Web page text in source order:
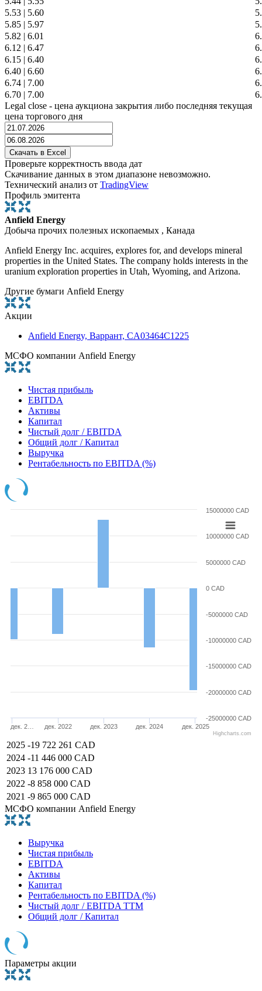
5.53 | 5.60
5.85 | 5.97
5.82 | 6.01
6.12 | 6.47
6.15 | 6.40
6.40 | 6.60
6.74 | 7.00
6.70 | 7.00
Legal close - цена аукциона закрытия либо последняя текущая
цена торгового дня
Проверьте корректность ввода дат
Скачивание данных в этом диапазоне невозможно.
Технический анализ от TradingView
Профиль эмитента
Anfield Energy
Добыча прочих полезных ископаемых , Канада
Anfield Energy Inc. acquires, explores for, and develops mineral
properties in the United States. The company holds interests in the
uranium exploration properties in Utah, Wyoming, and Arizona.
Другие бумаги Anfield Energy
Акции
Anfield Energy, Варрант, CA03464C1225
МСФО компании Anfield Energy
Чистая прибыль
EBITDA
Активы
Капитал
Чистый долг / EBITDA
Общий долг / Капитал
Выручка
Рентабельность по EBITDA (%)
дек. 2… дек. 2022 дек. 2023 дек. 2024 дек. 2025
-25000000 CAD
-20000000 CAD
-15000000 CAD
-10000000 CAD
-5000000 CAD
0 CAD
5000000 CAD
10000000 CAD
15000000 CAD
Highcharts.com
2025 -19 722 261 CAD
2024 -11 446 000 CAD
2023 13 176 000 CAD
2022 -8 858 000 CAD
2021 -9 865 000 CAD
МСФО компании Anfield Energy
Выручка
Чистая прибыль
EBITDA
Активы
Капитал
Рентабельность по EBITDA (%)
Чистый долг / EBITDA TTM
Общий долг / Капитал
Параметры акции